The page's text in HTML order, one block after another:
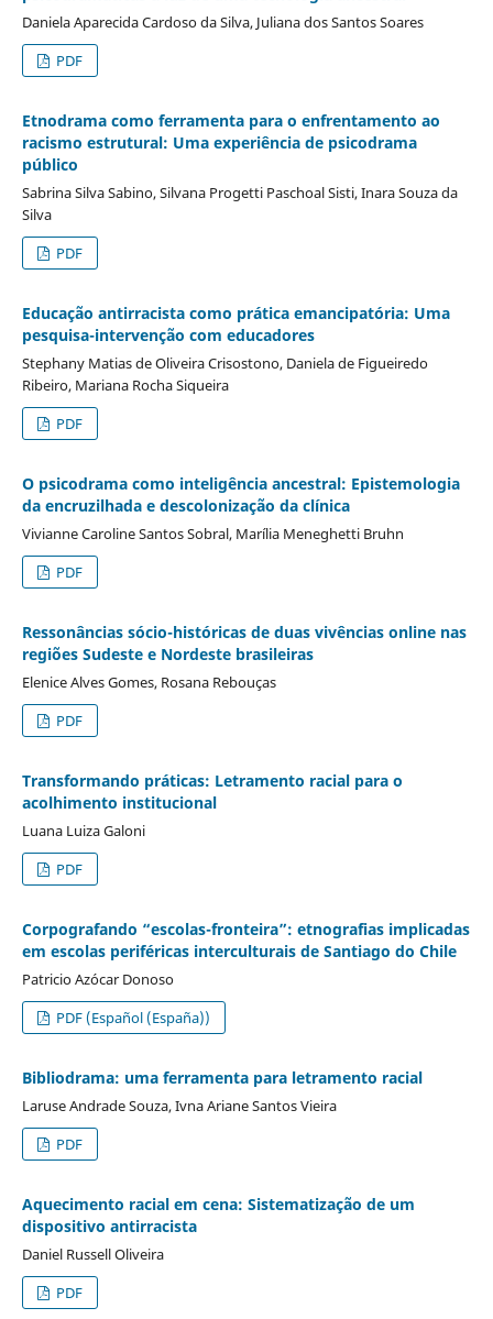
Daniela Aparecida Cardoso da Silva, Juliana dos Santos Soares
PDF
Etnodrama como ferramenta para o enfrentamento ao
racismo estrutural: Uma experiência de psicodrama
público
Sabrina Silva Sabino, Silvana Progetti Paschoal Sisti, Inara Souza da
Silva
PDF
Educação antirracista como prática emancipatória: Uma
pesquisa-intervenção com educadores
Stephany Matias de Oliveira Crisostono, Daniela de Figueiredo
Ribeiro, Mariana Rocha Siqueira
PDF
O psicodrama como inteligência ancestral: Epistemologia
da encruzilhada e descolonização da clínica
Vivianne Caroline Santos Sobral, Marília Meneghetti Bruhn
PDF
Ressonâncias sócio-históricas de duas vivências online nas
regiões Sudeste e Nordeste brasileiras
Elenice Alves Gomes, Rosana Rebouças
PDF
Transformando práticas: Letramento racial para o
acolhimento institucional
Luana Luiza Galoni
PDF
Corpografando “escolas-fronteira”: etnografias implicadas
em escolas periféricas interculturais de Santiago do Chile
Patricio Azócar Donoso
PDF (Español (España))
Bibliodrama: uma ferramenta para letramento racial
Laruse Andrade Souza, Ivna Ariane Santos Vieira
PDF
Aquecimento racial em cena: Sistematização de um
dispositivo antirracista
Daniel Russell Oliveira
PDF